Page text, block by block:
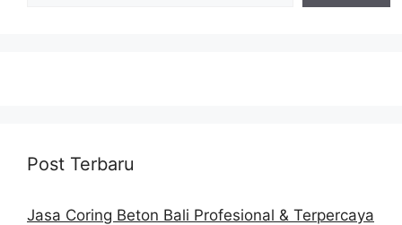
Post Terbaru
Jasa Coring Beton Bali Profesional & Terpercaya